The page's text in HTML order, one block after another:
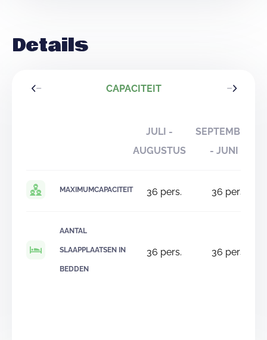
Details
CAPACITEIT
JULI -
AUGUSTUS
SEPTEMBER
- JUNI
MAXIMUMCAPACITEIT 36 pers. 36 pers.
AANTAL
SLAAPPLAATSEN IN
BEDDEN
36 pers. 36 pers.